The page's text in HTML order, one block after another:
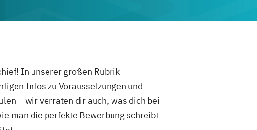
In unserer großen Rubrik
Infos zu Voraussetzungen und
– wir verraten dir auch, was dich bei
man die perfekte Bewerbung schreibt